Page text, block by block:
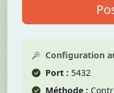
Configuration
Port : 5432
Méthode :